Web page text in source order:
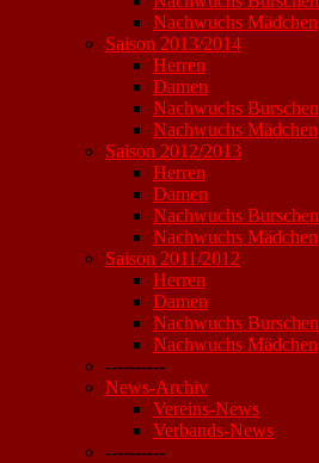
Nachwuchs Mädchen
Saison 2013/2014
Herren
Damen
Nachwuchs Burschen
Nachwuchs Mädchen
Saison 2012/2013
Herren
Damen
Nachwuchs Burschen
Nachwuchs Mädchen
Saison 2011/2012
Herren
Damen
Nachwuchs Burschen
Nachwuchs Mädchen
----------
News-Archiv
Vereins-News
Verbands-News
----------